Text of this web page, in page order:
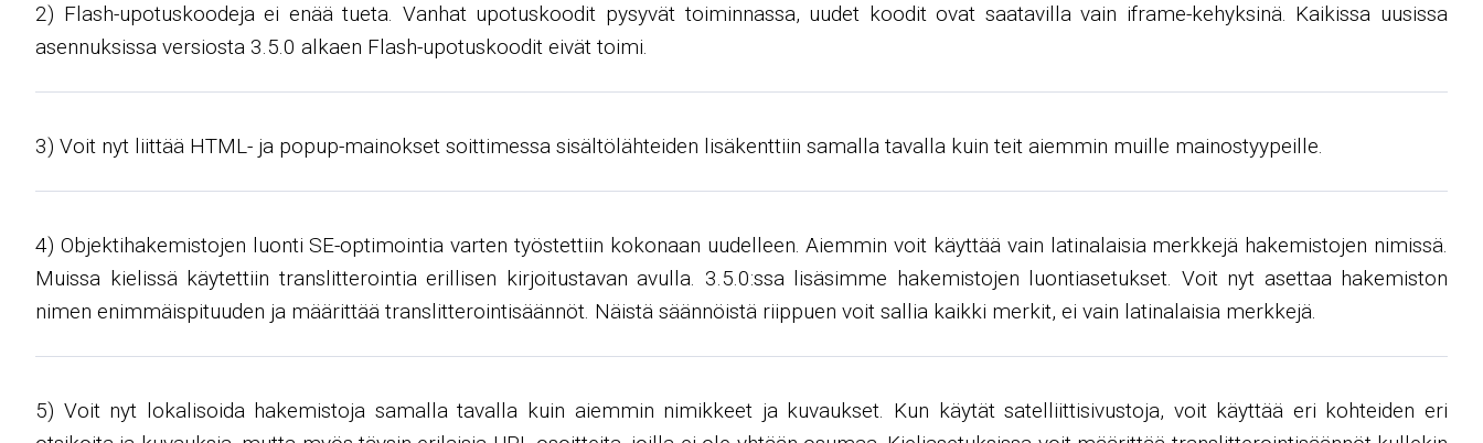
2) Flash-upotuskoodeja ei enää tueta. Vanhat upotuskoodit pysyvät toiminnassa, uudet koodit ovat saatavilla vain iframe-kehyksinä. Kaikissa uusissa
asennuksissa versiosta 3.5.0 alkaen Flash-upotuskoodit eivät toimi.
3) Voit nyt liittää HTML- ja popup-mainokset soittimessa sisältölähteiden lisäkenttiin samalla tavalla kuin teit aiemmin muille mainostyypeille.
4) Objektihakemistojen luonti SE-optimointia varten työstettiin kokonaan uudelleen. Aiemmin voit käyttää vain latinalaisia ​​merkkejä hakemistojen nimissä.
Muissa kielissä käytettiin translitterointia erillisen kirjoitustavan avulla. 3.5.0:ssa lisäsimme hakemistojen luontiasetukset. Voit nyt asettaa hakemiston
nimen enimmäispituuden ja määrittää translitterointisäännöt. Näistä säännöistä riippuen voit sallia kaikki merkit, ei vain latinalaisia ​​merkkejä.
5) Voit nyt lokalisoida hakemistoja samalla tavalla kuin aiemmin nimikkeet ja kuvaukset. Kun käytät satelliittisivustoja, voit käyttää eri kohteiden eri